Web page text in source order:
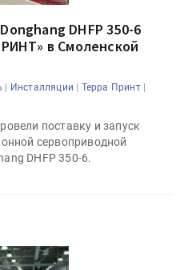
DHFP 350-6
в Смоленской
| Инсталляции | Терра Принт|
поставку и запуск
сервоприводной
DHFP 350-6.